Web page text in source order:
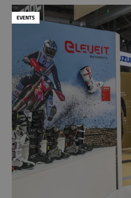
EVENTS